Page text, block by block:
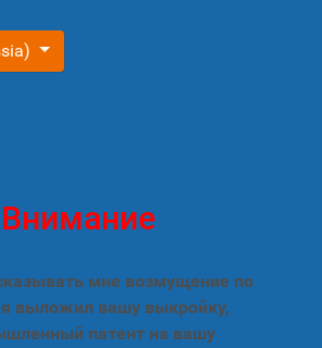
Внимание
мне возмущение по
я выложил вашу выкройку,
патент на вашу